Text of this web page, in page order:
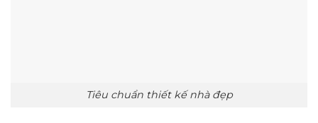
Tiêu chuẩn thiết kế nhà đẹp